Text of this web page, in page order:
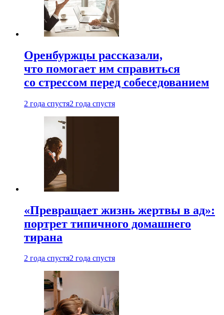
Оренбуржцы рассказали,
что помогает им справиться
со стрессом перед собеседованием
2 года спустя2 года спустя
«Превращает жизнь жертвы в ад»:
портрет типичного домашнего
тирана
2 года спустя2 года спустя